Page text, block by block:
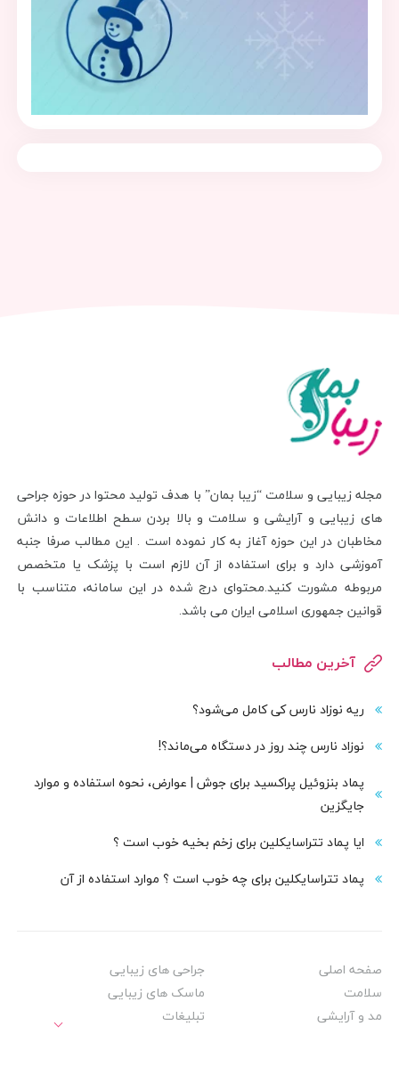
مجله زیبایی و سلامت “زیبا بمان” با هدف تولید محتوا در حوزه جراحی
های زیبایی و آرایشی و سلامت و بالا بردن سطح اطلاعات و دانش
مخاطبان در این حوزه آغاز به کار نموده است . این مطالب صرفا جنبه
آموزشی دارد و برای استفاده از آن لازم است با پزشک یا متخصص
مربوطه مشورت کنید.محتوای درج شده در این سامانه، متناسب با
قوانین جمهوری اسلامی ایران می باشد.
آخرین مطالب
ریه نوزاد نارس کی کامل می‌شود؟
نوزاد نارس چند روز در دستگاه می‌ماند؟!
پماد بنزوئیل پراکسید برای جوش | عوارض، نحوه استفاده و موارد
جایگزین
ایا پماد تتراسایکلین برای زخم بخیه خوب است ؟
پماد تتراسایکلین برای چه خوب است ؟ موارد استفاده از آن
صفحه اصلی
جراحی های زیبایی
سلامت
ماسک های زیبایی
مد و آرایشی
تبلیغات